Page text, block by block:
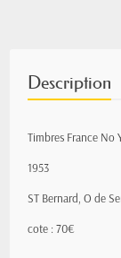
Description
Timbres France No
1953
ST Bernard, O de
cote : 70€